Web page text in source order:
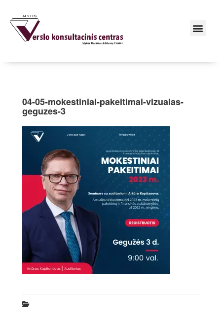
04-05-mokestiniai-pakeitimai-vizualas-
geguzes-3